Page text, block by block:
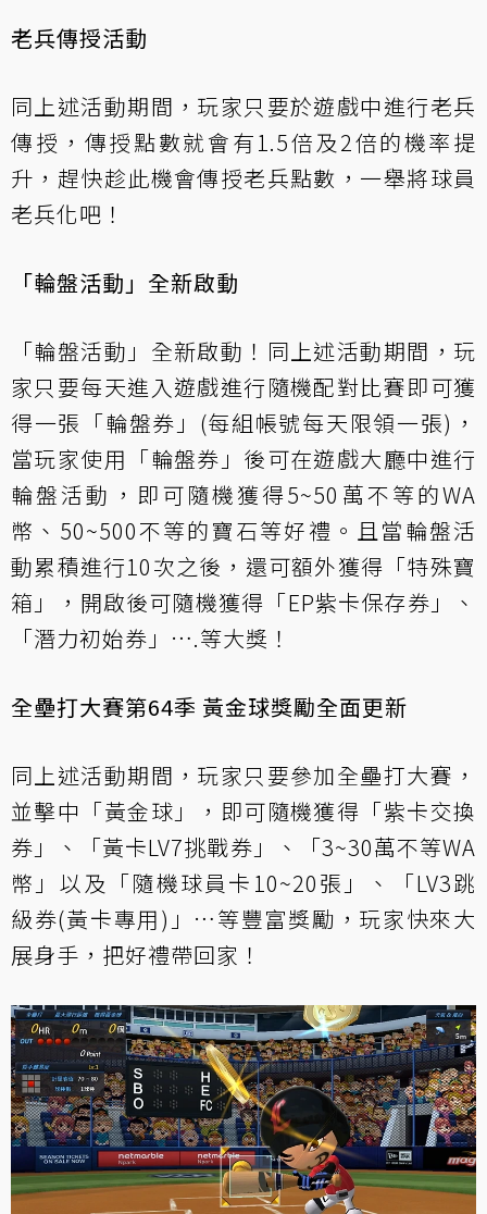
老兵傳授活動
同上述活動期間，玩家只要於遊戲中進行老兵
傳授，傳授點數就會有1.5倍及2倍的機率提
升，趕快趁此機會傳授老兵點數，一舉將球員
老兵化吧！
「輪盤活動」全新啟動
「輪盤活動」全新啟動！同上述活動期間，玩
家只要每天進入遊戲進行隨機配對比賽即可獲
得一張「輪盤券」(每組帳號每天限領一張)，
當玩家使用「輪盤券」後可在遊戲大廳中進行
輪盤活動，即可隨機獲得5~50萬不等的WA
幣、50~500不等的寶石等好禮。且當輪盤活
動累積進行10次之後，還可額外獲得「特殊寶
箱」，開啟後可隨機獲得「EP紫卡保存券」、
「潛力初始券」….等大獎！
全壘打大賽第64季 黃金球獎勵全面更新
同上述活動期間，玩家只要參加全壘打大賽，
並擊中「黃金球」，即可隨機獲得「紫卡交換
券」、「黃卡LV7挑戰券」、「3~30萬不等WA
幣」以及「隨機球員卡10~20張」、「LV3跳
級券(黃卡專用)」…等豐富獎勵，玩家快來大
展身手，把好禮帶回家！